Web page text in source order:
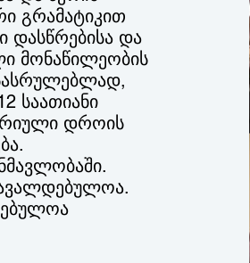
გრამატიკით
დასწრებისა და
მონაწილეობის
საათიანი
დროის